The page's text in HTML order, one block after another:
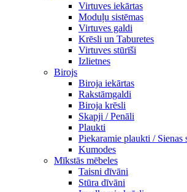
Virtuves iekārtas
Moduļu sistēmas
Virtuves galdi
Krēsli un Taburetes
Virtuves stūrīši
Izlietnes
Birojs
Biroja iekārtas
Rakstāmgaldi
Biroja krēsli
Skapji / Penāli
Plaukti
Piekaramie plaukti / Sienas
Kumodes
Mīkstās mēbeles
Taisni dīvāni
Stūra dīvāni